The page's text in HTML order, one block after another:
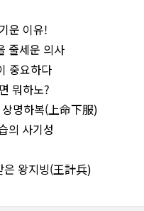
운 이유!
줄세운 의사
중요하다
뭐하노?
명하복(上命下服)
의 사기성
왕지빙(王計兵)